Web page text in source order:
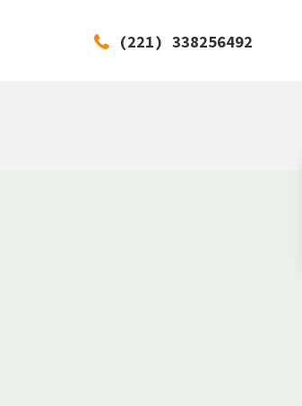
(221) 338256492